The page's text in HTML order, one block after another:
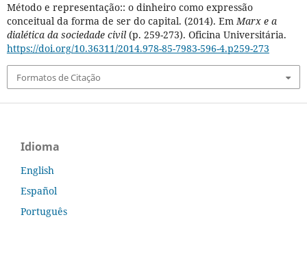
Método e representação:: o dinheiro como expressão
conceitual da forma de ser do capital. (2014). EmMarx e a
dialética da sociedade civil(p. 259-273). Oficina Universitária.
https://doi.org/10.36311/2014.978-85-7983-596-4.p259-273
Formatos de Citação
Idioma
English
Español
Português